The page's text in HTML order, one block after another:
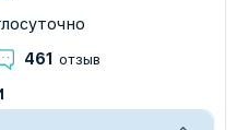
461 отзыв